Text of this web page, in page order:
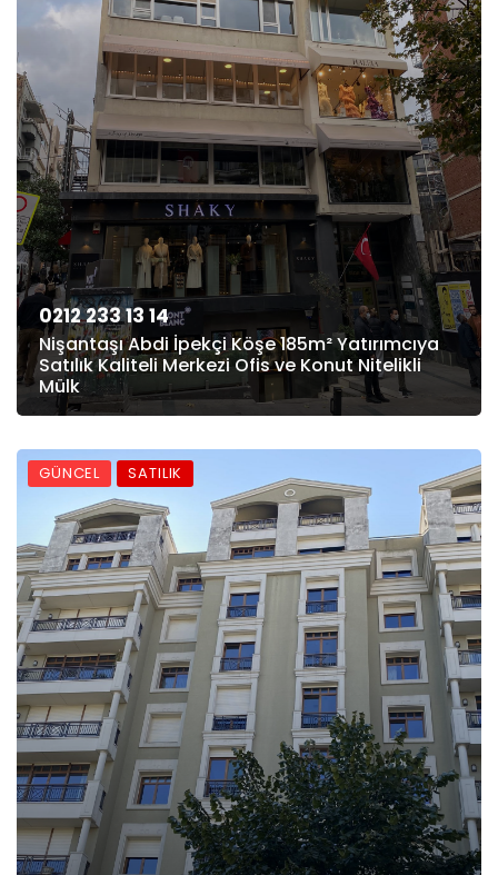
0212 233 13 14
Nişantaşı Abdi İpekçi Köşe 185m² Yatırımcıya
Satılık Kaliteli Merkezi Ofis ve Konut Nitelikli
Mülk
GÜNCEL SATILIK